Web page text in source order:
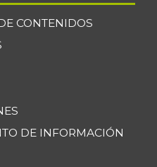
CONTENIDOS
DE INFORMACIÓN